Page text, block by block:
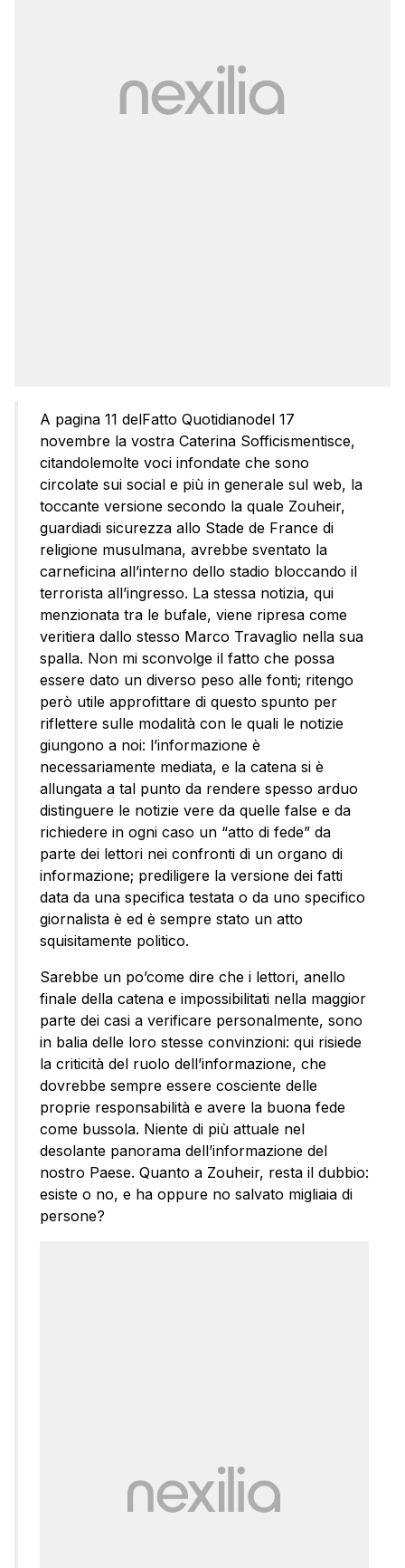
A pagina 11 delFatto Quotidianodel 17
novembre la vostra Caterina Sofficismentisce,
citandolemolte voci infondate che sono
circolate sui social e più in generale sul web, la
toccante versione secondo la quale Zouheir,
guardiadi sicurezza allo Stade de France di
religione musulmana, avrebbe sventato la
carneficina all’interno dello stadio bloccando il
terrorista all’ingresso. La stessa notizia, qui
menzionata tra le bufale, viene ripresa come
veritiera dallo stesso Marco Travaglio nella sua
spalla. Non mi sconvolge il fatto che possa
essere dato un diverso peso alle fonti; ritengo
però utile approfittare di questo spunto per
riflettere sulle modalità con le quali le notizie
giungono a noi: l’informazione è
necessariamente mediata, e la catena si è
allungata a tal punto da rendere spesso arduo
distinguere le notizie vere da quelle false e da
richiedere in ogni caso un “atto di fede” da
parte dei lettori nei confronti di un organo di
informazione; prediligere la versione dei fatti
data da una specifica testata o da uno specifico
giornalista è ed è sempre stato un atto
squisitamente politico.
Sarebbe un po’come dire che i lettori, anello
finale della catena e impossibilitati nella maggior
parte dei casi a verificare personalmente, sono
in balia delle loro stesse convinzioni: qui risiede
la criticità del ruolo dell’informazione, che
dovrebbe sempre essere cosciente delle
proprie responsabilità e avere la buona fede
come bussola. Niente di più attuale nel
desolante panorama dell’informazione del
nostro Paese. Quanto a Zouheir, resta il dubbio:
esiste o no, e ha oppure no salvato migliaia di
persone?